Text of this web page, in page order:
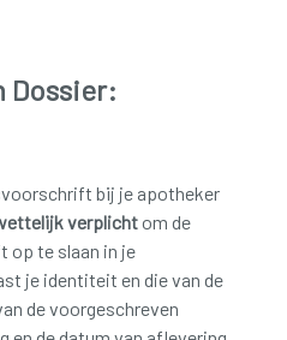
Dossier:
bij je apotheker
verplicht om de
op te slaan in je
je identiteit en die van de
de voorgeschreven